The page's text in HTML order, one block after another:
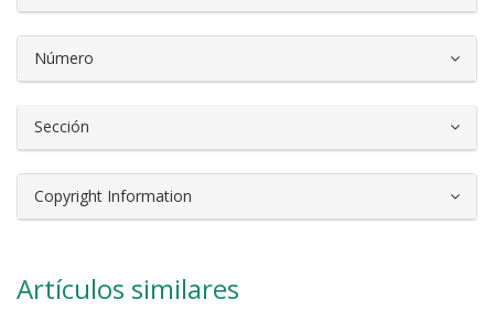
Número
Sección
Copyright Information
Artículos similares